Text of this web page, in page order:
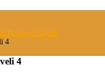
Heritage Haveli
4
4